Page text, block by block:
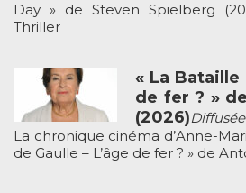
Day » de Steven Spielberg
Thriller
« La Bataille
de fer ? »
(2026)
La chronique cinéma d’Anne-
de Gaulle – L’âge de fer ? » de